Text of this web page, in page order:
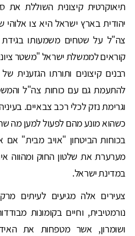
תיאוקרטית קיצונית השוללת את
יהודית בארץ ישראל היא צו
צה"ל על שטחים משמעותו
קוראים לממשלת ישראל "משטר ציוני
רבנים קיצונים ותורתו
להתעמת גם עם כוחות צה"ל
וגרימת נזק לכלי רכב צבאיים.
כשהוא מונע מהם לפעול למען מה
בכוחות הביטחון "אויב מבית" אם
מערערת את שלטון החוק ומהווה
במדינת ישראל.
צעירים אלה מגיעים לעיתים
נורמטיבית, וחיים בקומונות
ושומרון, אשר מטפחות את